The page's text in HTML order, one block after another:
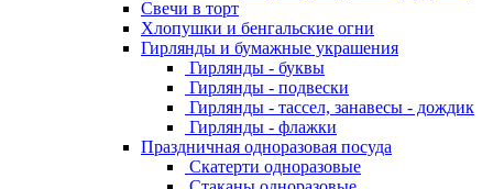
Свечи в торт
Хлопушки и бенгальские огни
Гирлянды и бумажные украшения
Гирлянды - буквы
Гирлянды - подвески
Гирлянды - тассел, занавесы - дождик
Гирлянды - флажки
Праздничная одноразовая посуда
Скатерти одноразовые